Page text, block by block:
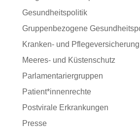
Gesundheitspolitik
Gruppenbezogene
Kranken- und Pflegeversicherung
Meeres- und Küstenschutz
Parlamentariergruppen
Patient*innenrechte
Postvirale Erkrankungen
Presse